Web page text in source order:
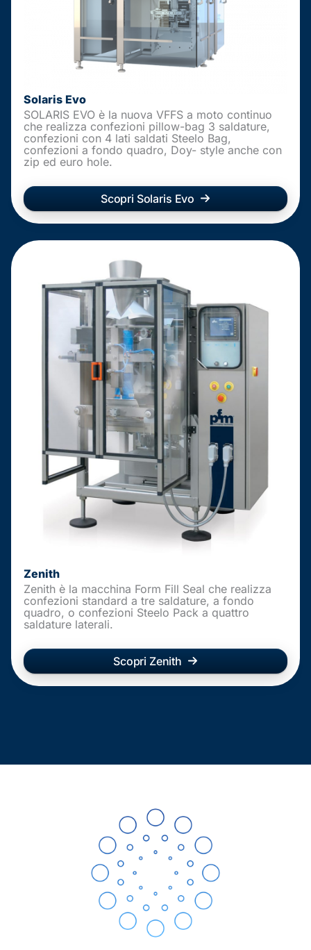
Solaris Evo
SOLARIS EVO è la nuova VFFS a moto continuo
che realizza confezioni pillow-bag 3 saldature,
confezioni con 4 lati saldati Steelo Bag,
confezioni a fondo quadro, Doy- style anche con
zip ed euro hole.
Scopri Solaris Evo
Zenith
Zenith è la macchina Form Fill Seal che realizza
confezioni standard a tre saldature, a fondo
quadro, o confezioni Steelo Pack a quattro
saldature laterali.
Scopri Zenith